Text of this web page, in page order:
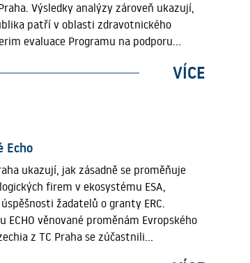
Výsledky analýzy zároveň ukazují,
patří v oblasti zdravotnického
evaluace Programu na podporu
publikací v klinické medicíně,
je o to pozoruhodnější, že financování
přepočtu na obyvatele investuje Česká
dokonce o pětinásobek této částky.
veřejné investice do zdravotnického
Právě v tomto kontextu získává
návrhů, z nichž podpořeno bylo
nemocnice, ústavy Akademie věd i
mají projekty zaměřené na
VÍCE
Echo
ukazují, jak zásadně se proměňuje
firem v ekosystému ESA,
žadatelů o granty ERC.
věnované proměnám Evropského
z TC Praha se zúčastnili